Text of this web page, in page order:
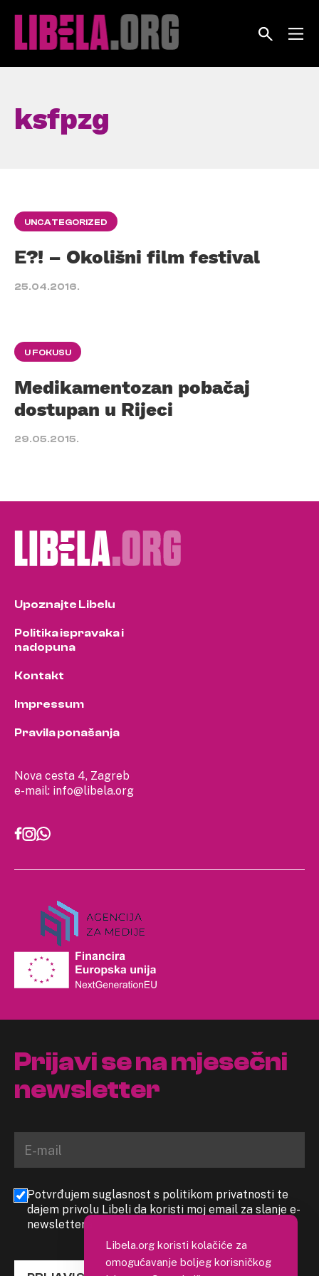
ksfpzg
UNCATEGORIZED
E?! – Okolišni film festival
25.04.2016.
U FOKUSU
Medikamentozan pobačaj
dostupan u Rijeci
29.05.2015.
Nova cesta 4, Zagreb
e-mail: info@libela.org
Upoznajte Libelu
Politika ispravaka i
nadopuna
Kontakt
Impressum
Pravila ponašanja
Prijavi se na mjesečni
newsletter
Potvrđujem suglasnost s politikom privatnosti te
dajem privolu Libeli da koristi moj email za slanje e-
newslettera
Libela.org koristi kolačiće za
omogućavanje boljeg korisničkog